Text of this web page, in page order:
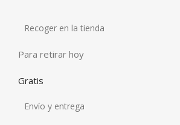
Recoger en la tienda
Para retirar hoy
Gratis
Envío y entrega